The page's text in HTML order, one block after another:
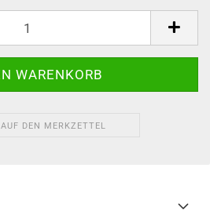
AUF DEN MERKZETTEL